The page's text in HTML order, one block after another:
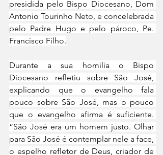
presidida pelo Bispo Diocesano, Dom
Antonio Tourinho Neto, e concelebrada
pelo Padre Hugo e pelo pároco, Pe.
Francisco Filho.
Durante a sua homilia o Bispo
Diocesano refletiu sobre São José,
explicando que o evangelho fala
pouco sobre São José, mas o pouco
que o evangelho afirma é suficiente.
“São José era um homem justo. Olhar
para São José é contemplar nele a face,
o espelho refletor de Deus, criador de